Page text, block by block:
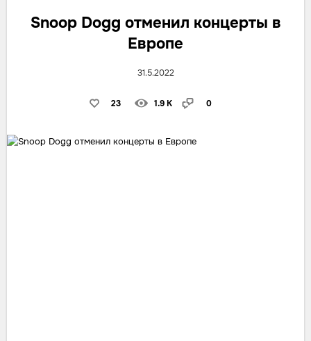
Snoop Dogg отменил концерты в
Европе
31.5.2022
23 1.9 K 0